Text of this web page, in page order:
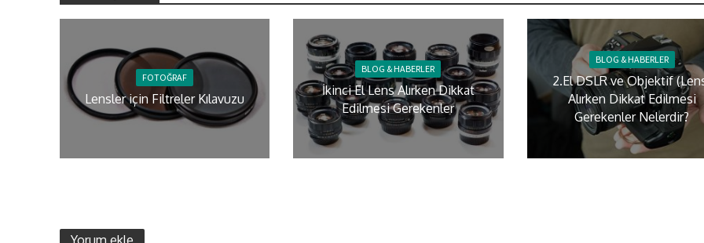
FOTOĞRAF
Lensler için Filtreler Kılavuzu
BLOG & HABERLER
İkinci El Lens Alırken Dikkat
Edilmesi Gerekenler
BLOG & HABERLER
2.El DSLR ve Objektif
Alırken Dikkat Edilmesi
Gerekenler Nelerdir?